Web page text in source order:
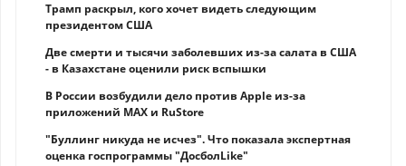
Трамп раскрыл, кого хочет видеть следующим
президентом США
Две смерти и тысячи заболевших из-за салата в США
- в Казахстане оценили риск вспышки
В России возбудили дело против Apple из-за
приложений MAX и RuStore
"Буллинг никуда не исчез". Что показала экспертная
оценка госпрограммы "ДосболLike"